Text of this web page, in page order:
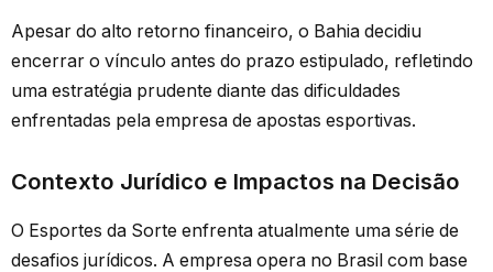
Apesar do alto retorno financeiro, o Bahia decidiu
encerrar o vínculo antes do prazo estipulado, refletindo
uma estratégia prudente diante das dificuldades
enfrentadas pela empresa de apostas esportivas.
Contexto Jurídico e Impactos na Decisão
O Esportes da Sorte enfrenta atualmente uma série de
desafios jurídicos. A empresa opera no Brasil com base